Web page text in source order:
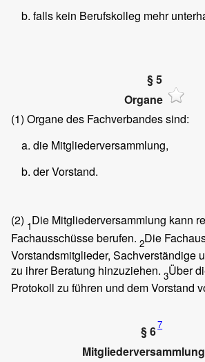
falls kein Berufskolleg mehr
§ 5
Organe
(1) Organe des Fachverbandes sind:
die Mitgliederversammlung,
der Vorstand.
(2) 1Die Mitgliederversammlung kann
Fachausschüsse berufen. 2Die
Vorstandsmitglieder, Sachverständige
zu ihrer Beratung hinzuziehen. 3Über
Protokoll zu führen und dem Vorstand
§ 67
Mitgliederversammlung